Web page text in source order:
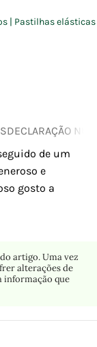
| Pastilhas elásticas
DECLARAÇÃO
de um
e
gosto a
artigo. Uma vez
alterações de
informação que